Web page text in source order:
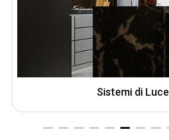
Sistemi di Luce